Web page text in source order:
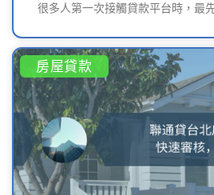
很多人第一次接觸貸款平台時，最
房屋貸款